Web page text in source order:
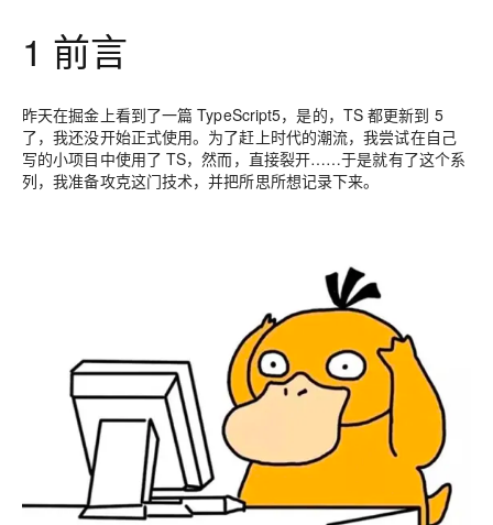
1 前言
昨天在掘金上看到了一篇 TypeScript5，是的，TS 都更新到 5
了，我还没开始正式使用。为了赶上时代的潮流，我尝试在自己
写的小项目中使用了 TS，然而，直接裂开……于是就有了这个系
列，我准备攻克这门技术，并把所思所想记录下来。